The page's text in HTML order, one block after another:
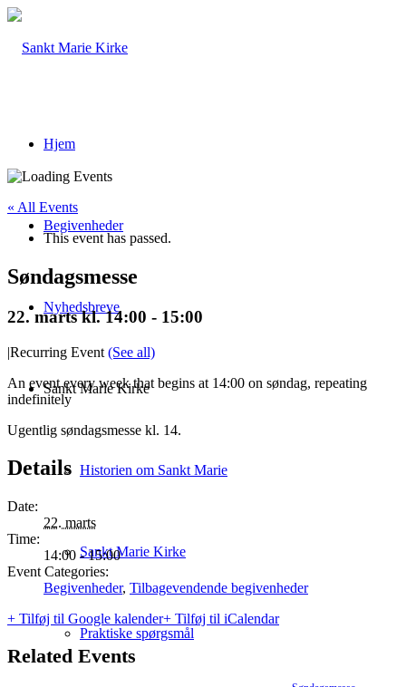
Hjem
Begivenheder
Nyhedsbreve
Sankt Marie Kirke
Historien om Sankt Marie
Sankt Marie Kirke
Praktiske spørgsmål
« All Events
This event has passed.
Søndagsmesse
22. marts kl. 14:00 - 15:00
|Recurring Event (See all)
An event every week that begins at 14:00 on søndag, repeating
indefinitely
Ugentlig søndagsmesse kl. 14.
Details
Date:
22. marts
Time:
14:00 - 15:00
Event Categories:
Begivenheder, Tilbagevendende begivenheder
+ Tilføj til Google kalender+ Tilføj til iCalendar
Related Events